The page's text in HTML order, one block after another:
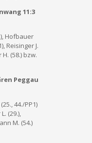
11:3
Hofbauer
Reisinger J.
H. (58.) bzw.
Peggau
44./PP1)
(29.),
M. (54.)